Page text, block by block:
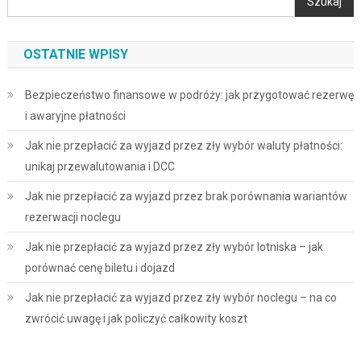
OSTATNIE WPISY
Bezpieczeństwo finansowe w podróży: jak przygotować rezerwę
i awaryjne płatności
Jak nie przepłacić za wyjazd przez zły wybór waluty płatności:
unikaj przewalutowania i DCC
Jak nie przepłacić za wyjazd przez brak porównania wariantów
rezerwacji noclegu
Jak nie przepłacić za wyjazd przez zły wybór lotniska – jak
porównać cenę biletu i dojazd
Jak nie przepłacić za wyjazd przez zły wybór noclegu – na co
zwrócić uwagę i jak policzyć całkowity koszt